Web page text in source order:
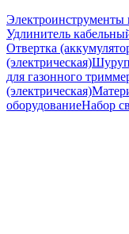
Электроинструменты
Удлинитель
Отвертка
(электрическая)
для газонного
(электрическая)
оборудованиеНабор